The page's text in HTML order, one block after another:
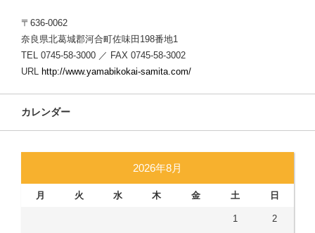
〒636-0062
奈良県北葛城郡河合町佐味田198番地1
TEL 0745-58-3000 ／ FAX 0745-58-3002
URL
http://www.yamabikokai-samita.com/
カレンダー
2026年8月
月 火 水 木 金 土 日
1 2